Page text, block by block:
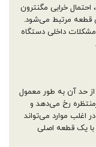
خرابی مگنترون
قطعه مرتبط می‌شود.
داخلی دستگاه
حد آن به طور معمول
رخ می‌دهد و
موارد می‌تواند
یک قطعه اصلی